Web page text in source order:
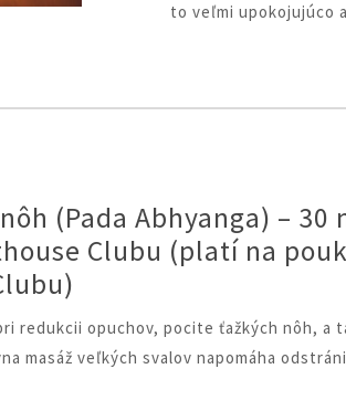
to veľmi upokojujúco
(Pada Abhyanga) – 30
Clubu (platí na
redukcii opuchov, pocite ťažkých nôh, a
masáž veľkých svalov napomáha